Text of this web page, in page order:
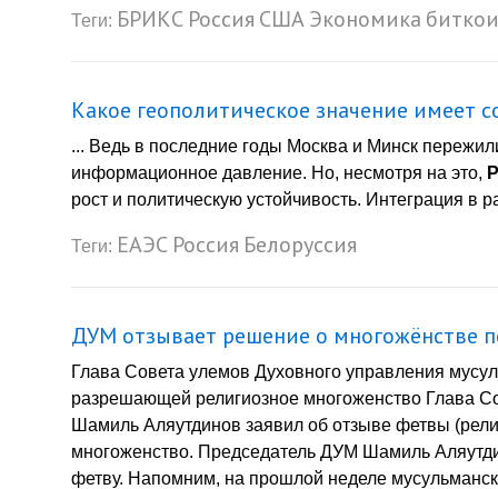
Теги: БРИКС Россия СШАЭкономика
Какое геополитическое значение имеет
... Ведь в последние годы Москва и Минск
информационное давление. Но, несмотря на это,
рост и политическую устойчивость. Интеграция в
Теги: ЕАЭС Россия Белоруссия
ДУМ отзывает решение о многожёнстве
Глава Совета улемов Духовного управления
разрешающей религиозное многоженство Глава
Шамиль Аляутдинов заявил об отзыве фетвы
многоженство. Председатель ДУМ Шамиль
фетву. Напомним, на прошлой неделе